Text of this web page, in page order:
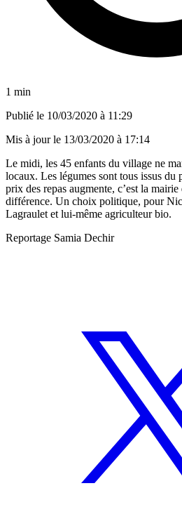
1 min
Publié le 10/03/2020 à 11:29
Mis à jour le 13/03/2020 à 17:14
Le midi, les 45 enfants du village ne
locaux. Les légumes sont tous issus du
prix des repas augmente, c’est la
différence. Un choix politique, pour
Lagraulet et lui-même agriculteur bio.
Reportage Samia Dechir